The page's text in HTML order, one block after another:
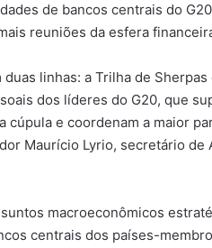
de bancos centrais do
reuniões da esfera
linhas: a Trilha de
dos líderes do G20, que
cúpula e coordenam a maior
Maurício Lyrio, secretário de
macroeconômicos
centrais dos países-